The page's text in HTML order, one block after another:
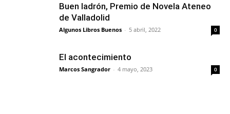
Buen ladrón, Premio de Novela Ateneo
de Valladolid
Algunos Libros Buenos - 5 abril, 2022 0
El acontecimiento
Marcos Sangrador - 4 mayo, 2023 0